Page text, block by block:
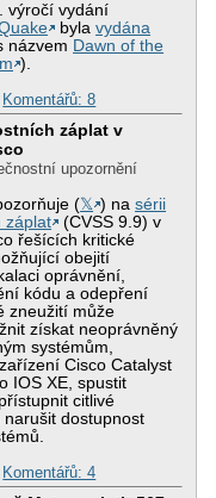
výročí vydání
bylavydána
názvem Dawn of the
).
Komentářů: 8
záplat v
upozornění
(𝕏 ) nasérii
záplat
(CVSS 9.9) v
řešících kritické
obejití
oprávnění,
kódu a odepření
zneužití může
získat neoprávněný
systémům,
Cisco Catalyst
IOS XE, spustit
citlivé
dostupnost
Komentářů: 4